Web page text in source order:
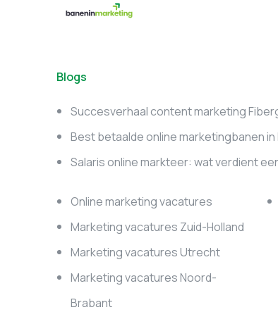
Blogs
Succesverhaal content marketing
Best betaalde online marketingbanen in
Salaris online markteer: wat verdient
Online marketing vacatures
Marketing vacatures Zuid-Holland
Marketing vacatures Utrecht
Marketing vacatures Noord-
Brabant